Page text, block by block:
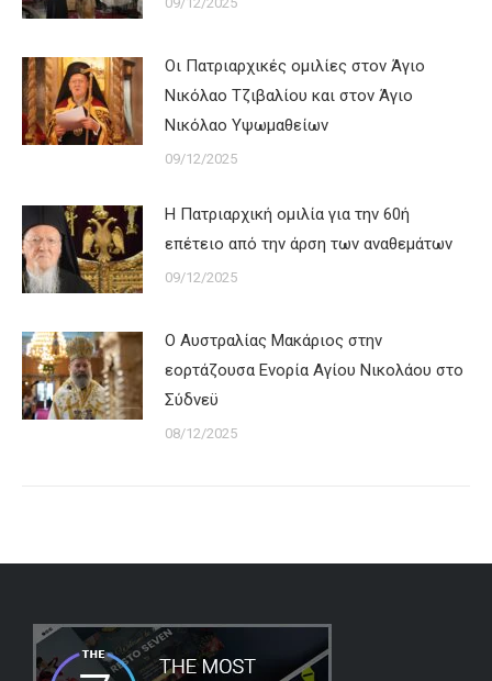
Οι Πατριαρχικές ομιλίες στον Άγιο
Νικόλαο Τζιβαλίου και στον Άγιο
Νικόλαο Υψωμαθείων
09/12/2025
Η Πατριαρχική ομιλία για την 60ή
επέτειο από την άρση των αναθεμάτων
09/12/2025
Ο Αυστραλίας Μακάριος στην
εορτάζουσα Ενορία Αγίου Νικολάου στο
Σύδνεϋ
08/12/2025